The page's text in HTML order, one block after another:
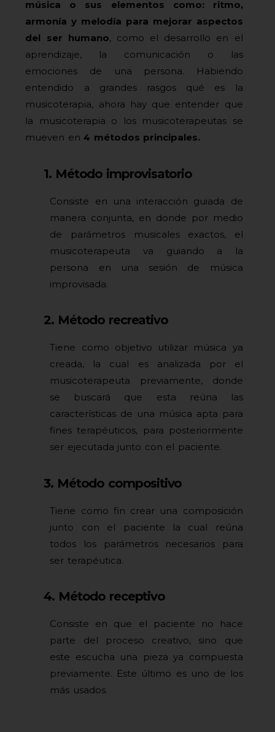
música o sus elementos como: ritmo,
armonía y melodía para mejorar aspectos
del ser humano, como el desarrollo en el
aprendizaje, la comunicación o las
emociones de una persona. Habiendo
entendido a grandes rasgos qué es la
musicoterapia, ahora hay que entender que
la musicoterapia o los musicoterapeutas se
mueven en4 métodos principales.
1. Método improvisatorio
Consiste en una interacción guiada de
manera conjunta, en donde por medio
de parámetros musicales exactos, el
musicoterapeuta va guiando a la
persona en una sesión de música
improvisada.
2. Método recreativo
Tiene como objetivo utilizar música ya
creada, la cual es analizada por el
musicoterapeuta previamente, donde
se buscará que esta reúna las
características de una música apta para
fines terapéuticos, para posteriormente
ser ejecutada junto con el paciente.
3. Método compositivo
Tiene como fin crear una composición
junto con el paciente la cual reúna
todos los parámetros necesarios para
ser terapéutica.
4. Método receptivo
Consiste en que el paciente no hace
parte del proceso creativo, sino que
este escucha una pieza ya compuesta
previamente. Este último es uno de los
más usados.